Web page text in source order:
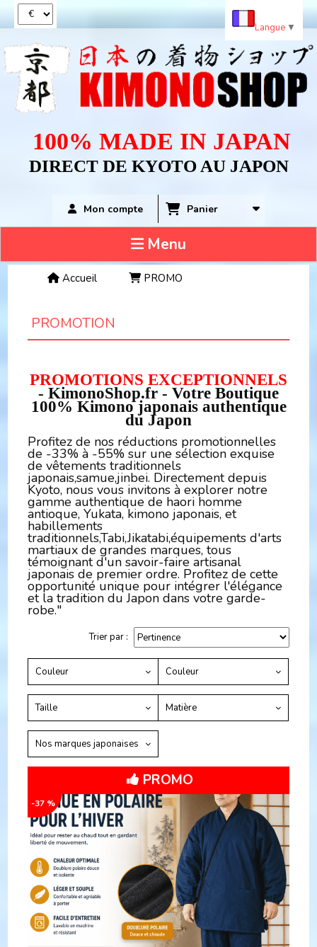
100% MADE IN JAPAN
DIRECT DE KYOTO AU JAPON
Mon compte Panier
Menu
Accueil PROMO
PROMOTION
PROMOTIONS EXCEPTIONNELS
- KimonoShop.fr - Votre Boutique
100% Kimono japonais authentique
du Japon
Profitez de nos réductions promotionnelles
de -33% à -55% sur une sélection exquise
de vêtements traditionnels
japonais,samue,jinbei. Directement depuis
Kyoto, nous vous invitons à explorer notre
gamme authentique de haori homme
antioque, Yukata, kimono japonais, et
habillements
traditionnels,Tabi,Jikatabi,équipements d'arts
martiaux de grandes marques, tous
témoignant d'un savoir-faire artisanal
japonais de premier ordre. Profitez de cette
opportunité unique pour intégrer l'élégance
et la tradition du Japon dans votre garde-
robe."
Trier par :
Couleur Couleur
Taille Matière
Nos marques japonaises
PROMO
-37 %
Langue ▼
Panneau de gestion des cookies